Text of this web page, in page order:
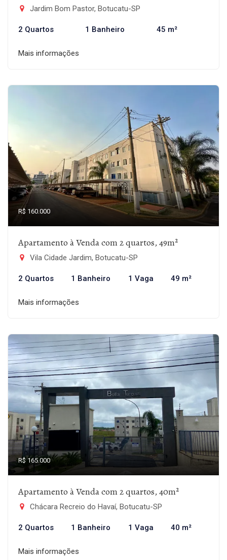
Jardim Bom Pastor, Botucatu-SP
2 Quartos 1 Banheiro 45 m²
Mais informações
R$ 160.000
Apartamento à Venda com 2 quartos, 49m²
Vila Cidade Jardim, Botucatu-SP
2 Quartos 1 Banheiro 1 Vaga 49 m²
Mais informações
R$ 165.000
Apartamento à Venda com 2 quartos, 40m²
Chácara Recreio do Havaí, Botucatu-SP
2 Quartos 1 Banheiro 1 Vaga 40 m²
Mais informações